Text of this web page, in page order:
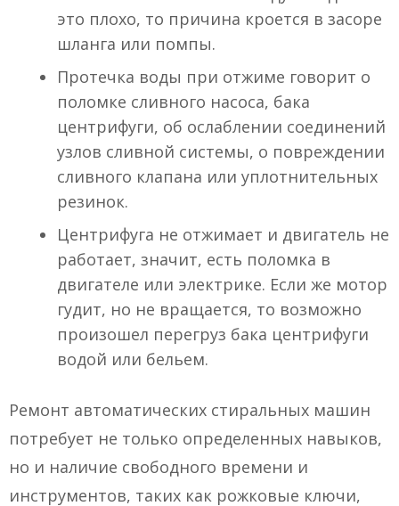
это плохо, то причина кроется в засоре
шланга или помпы.
Протечка воды при отжиме говорит о
поломке сливного насоса, бака
центрифуги, об ослаблении соединений
узлов сливной системы, о повреждении
сливного клапана или уплотнительных
резинок.
Центрифуга не отжимает и двигатель не
работает, значит, есть поломка в
двигателе или электрике. Если же мотор
гудит, но не вращается, то возможно
произошел перегруз бака центрифуги
водой или бельем.
Ремонт автоматических стиральных машин
потребует не только определенных навыков,
но и наличие свободного времени и
инструментов, таких как рожковые ключи,